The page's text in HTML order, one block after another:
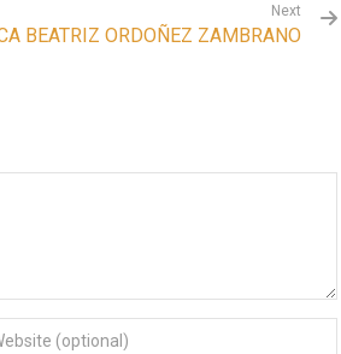
Next
BEATRIZ ORDOÑEZ ZAMBRANO